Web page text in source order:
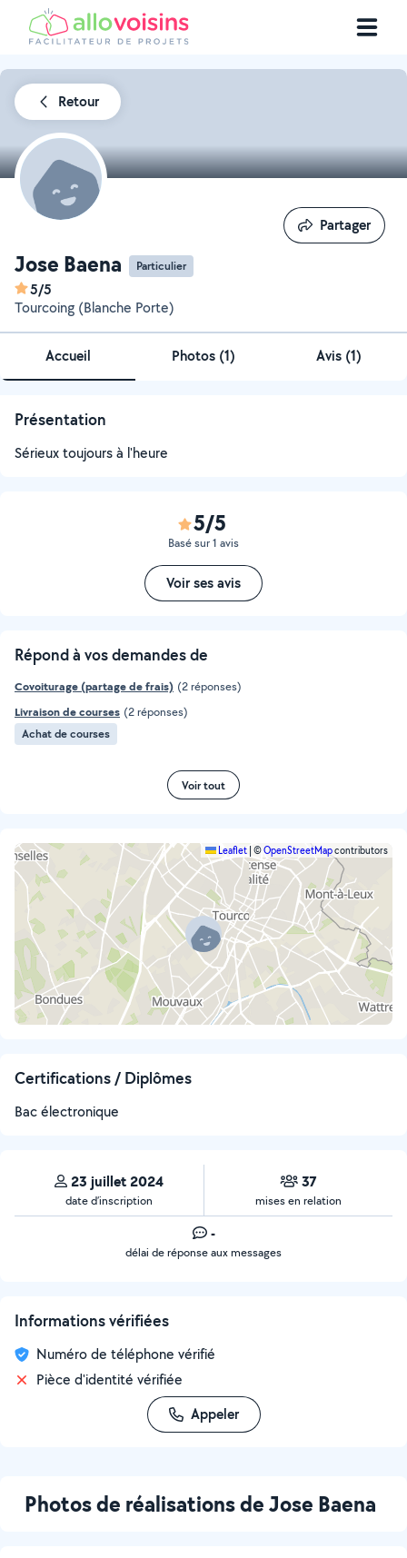
Retour
Jose Baena Particulier
5/5
Tourcoing (Blanche Porte)
Partager
Partager
Accueil Photos (1) Avis (1)
Présentation
Sérieux toujours à l'heure
5/5
Basé sur 1 avis
Voir ses avis
Répond à vos demandes de
Covoiturage (partage de frais) (2 réponses)
Livraison de courses (2 réponses)
Achat de courses
Voir tout
Leaflet ©OpenStreetMapcontributors
Certifications / Diplômes
Bac électronique
23 juillet 2024
date d’inscription
37
mises en relation
-
délai de réponse aux messages
Informations vérifiées
Numéro de téléphone vérifié
Pièce d'identité vérifiée
Appeler
Photos de réalisations de Jose Baena